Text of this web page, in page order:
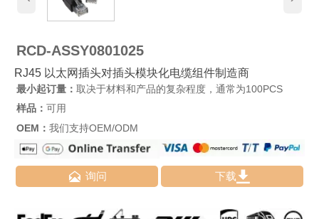
RCD-ASSY0801025
RJ45 以太网插头对插头模块化电缆组件制造商
最小起订量： 取决于材料和产品的复杂程度，通常为100PCS
样品： 可用
OEM： 我们支持OEM/ODM
 询问 下载